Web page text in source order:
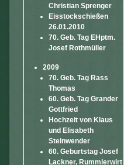
Christian Sprenger
Eisstockschießen
26.01.2010
70. Geb. Tag EHptm.
Josef Rothmüller
2009
70. Geb. Tag Rass
Thomas
60. Geb. Tag Grander
Gottfried
Hochzeit von Klaus
und Elisabeth
Steinwender
60. Geburtstag Josef
Lackner, Rummlerwirt